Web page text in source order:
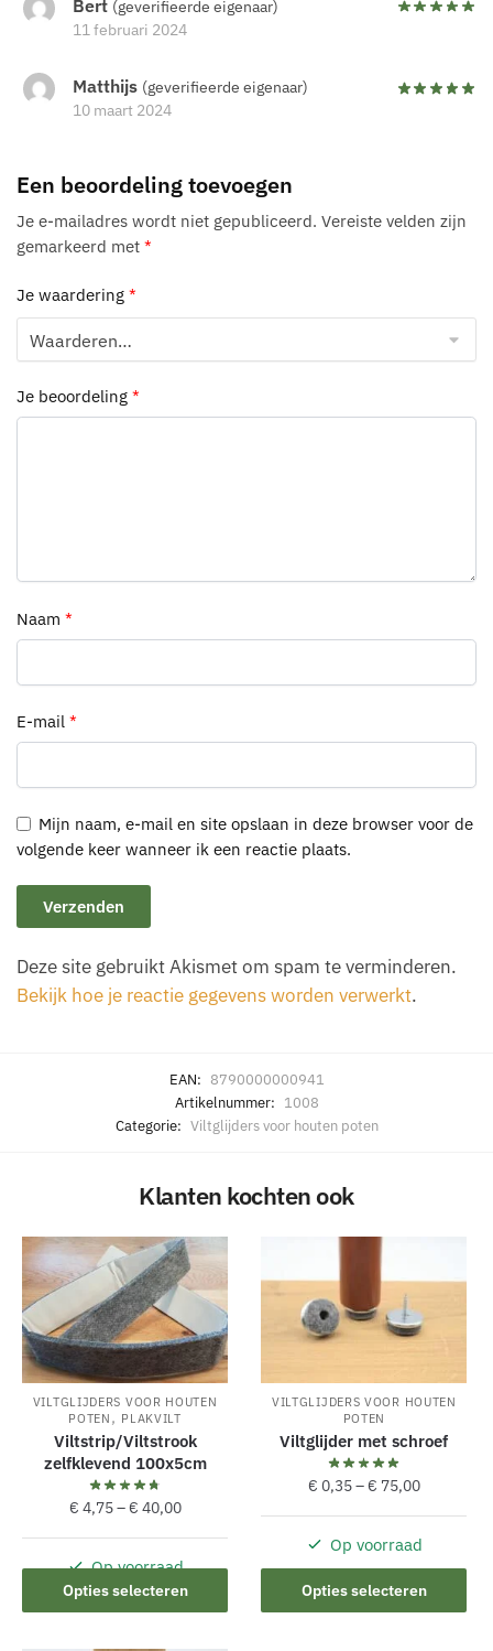
Bert (geverifieerde eigenaar)
11 februari 2024
Matthijs (geverifieerde eigenaar)
10 maart 2024
Een beoordeling toevoegen
Je e-mailadres wordt niet gepubliceerd. Vereiste velden zijn
gemarkeerd met *
Je waardering *
Je beoordeling *
Naam *
E-mail *
Mijn naam, e-mail en site opslaan in deze browser voor de
volgende keer wanneer ik een reactie plaats.
Deze site gebruikt Akismet om spam te verminderen.
Bekijk hoe je reactie gegevens worden verwerkt.
EAN: 8790000000941
Artikelnummer: 1008
Categorie: Viltglijders voor houten poten
Klanten kochten ook
VILTGLIJDERS VOOR HOUTEN
POTEN , PLAKVILT
Viltstrip/Viltstrook
zelfklevend 100x5cm
€ 4,75–€ 40,00
Op voorraad
Opties selecteren
Dit
product
VILTGLIJDERS VOOR HOUTEN
POTEN
Viltglijder met schroef
€ 0,35–€ 75,00
Op voorraad
Opties selecteren
product
heeft